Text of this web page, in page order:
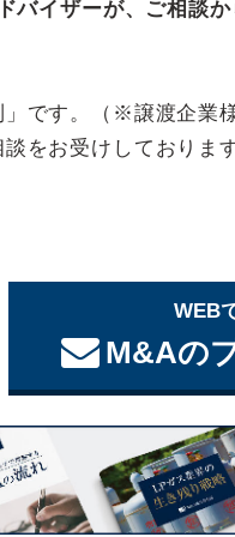
イザーが、ご相談
です。（※譲渡企業
をお受けしておりま
WEB
M&Aの